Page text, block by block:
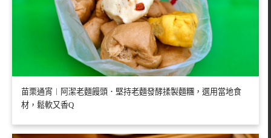
苗栗通宵︱阿潔老麵饅頭．堅持老麵發酵揉製麵糰，選用當地食
材，鬆軟又香Q